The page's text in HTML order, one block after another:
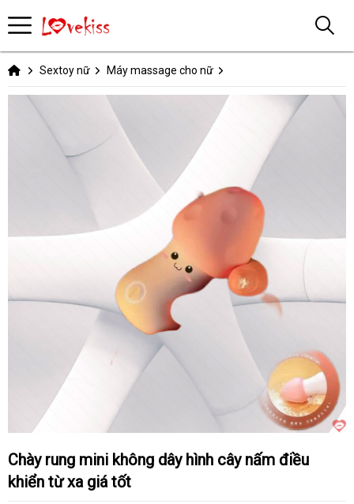
Sextoy nữ Máy massage cho nữ
Chày rung mini không dây hình cây nấm điều
khiển từ xa giá tốt